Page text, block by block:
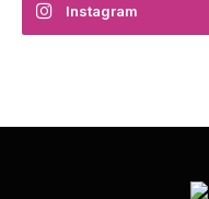
Instagram